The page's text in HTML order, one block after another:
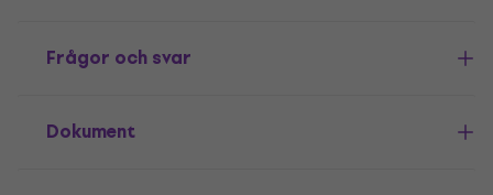
Frågor och svar
Dokument